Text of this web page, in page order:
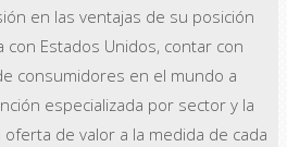
en las ventajas de su posición
con Estados Unidos, contar con
consumidores en el mundo a
especializada por sector y la
de valor a la medida de cada